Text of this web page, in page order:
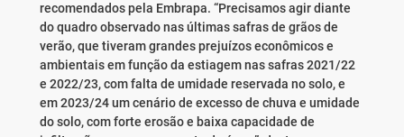
recomendados pela Embrapa. “Precisamos agir diante
do quadro observado nas últimas safras de grãos de
verão, que tiveram grandes prejuízos econômicos e
ambientais em função da estiagem nas safras 2021/22
e 2022/23, com falta de umidade reservada no solo, e
em 2023/24 um cenário de excesso de chuva e umidade
do solo, com forte erosão e baixa capacidade de